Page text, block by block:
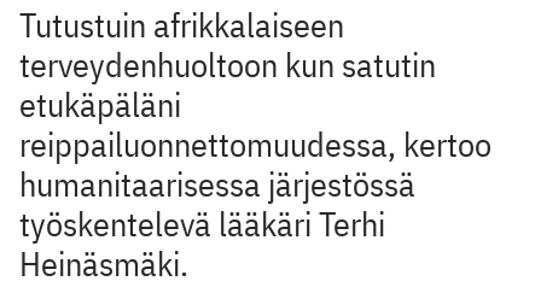
Tutustuin afrikkalaiseen
terveydenhuoltoon kun satutin
etukäpäläni
reippailuonnettomuudessa, kertoo
humanitaarisessa järjestössä
työskentelevä lääkäri Terhi
Heinäsmäki.